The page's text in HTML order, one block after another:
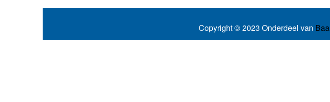
Copyright © 2023 Onderdeel van